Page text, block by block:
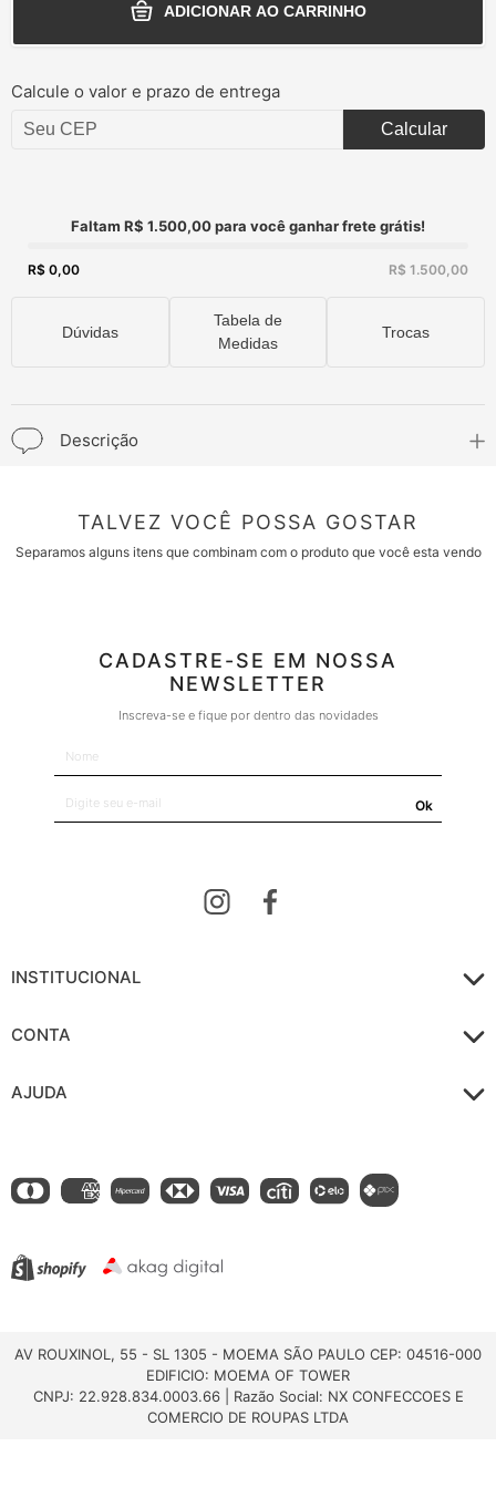
ADICIONAR AO CARRINHO
Calcule o valor e prazo de entrega
Calcular
Faltam R$ 1.500,00 para você ganhar frete grátis!
R$ 0,00 R$ 1.500,00
Dúvidas
Tabela de
Medidas
Trocas
Descrição
TALVEZ VOCÊ POSSA GOSTAR
Separamos alguns itens que combinam com o produto que você esta vendo
CADASTRE-SE EM NOSSA
NEWSLETTER
Inscreva-se e fique por dentro das novidades
Ok
INSTITUCIONAL
CONTA
AJUDA
AV ROUXINOL, 55 - SL 1305 - MOEMA SÃO PAULO CEP: 04516-000
EDIFICIO: MOEMA OF TOWER
CNPJ: 22.928.834.0003.66 | Razão Social: NX CONFECCOES E
COMERCIO DE ROUPAS LTDA